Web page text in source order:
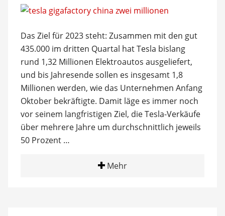
Das Ziel für 2023 steht: Zusammen mit den gut
435.000 im dritten Quartal hat Tesla bislang
rund 1,32 Millionen Elektroautos ausgeliefert,
und bis Jahresende sollen es insgesamt 1,8
Millionen werden, wie das Unternehmen Anfang
Oktober bekräftigte. Damit läge es immer noch
vor seinem langfristigen Ziel, die Tesla-Verkäufe
über mehrere Jahre um durchschnittlich jeweils
50 Prozent …
Mehr